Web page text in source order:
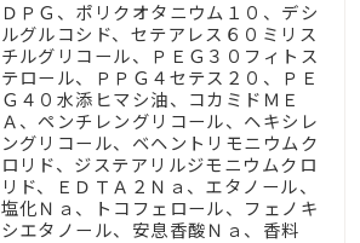
ＤＰＧ、ポリクオタニウム１０、デシ
ルグルコシド、セテアレス６０ミリス
チルグリコール、ＰＥＧ３０フィトス
テロール、ＰＰＧ４セテス２０、ＰＥ
Ｇ４０水添ヒマシ油、コカミドＭＥ
Ａ、ペンチレングリコール、ヘキシレ
ングリコール、ベヘントリモニウムク
ロリド、ジステアリルジモニウムクロ
リド、ＥＤＴＡ２Ｎａ、エタノール、
塩化Ｎａ、トコフェロール、フェノキ
シエタノール、安息香酸Ｎａ、香料